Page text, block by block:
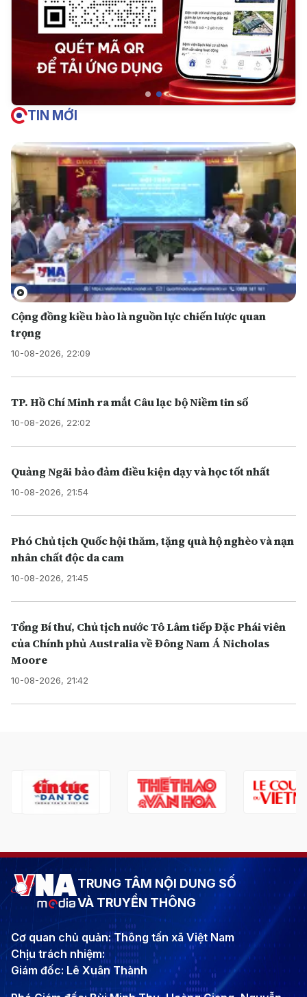
TIN MỚI
Cộng đồng kiều bào là nguồn lực chiến lược quan
trọng
10-08-2026, 22:09
TP. Hồ Chí Minh ra mắt Câu lạc bộ Niềm tin số
10-08-2026, 22:02
Quảng Ngãi bảo đảm điều kiện dạy và học tốt nhất
10-08-2026, 21:54
Phó Chủ tịch Quốc hội thăm, tặng quà hộ nghèo và nạn
nhân chất độc da cam
10-08-2026, 21:45
Tổng Bí thư, Chủ tịch nước Tô Lâm tiếp Đặc Phái viên
của Chính phủ Australia về Đông Nam Á Nicholas
Moore
10-08-2026, 21:42
TRUNG TÂM NỘI DUNG SỐ
VÀ TRUYỀN THÔNG
Cơ quan chủ quản: Thông tấn xã Việt Nam
Chịu trách nhiệm:
Giám đốc: Lê Xuân Thành